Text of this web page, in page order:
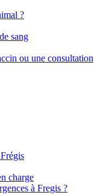
?
sang
ou une consultation
charge
à Fregis ?